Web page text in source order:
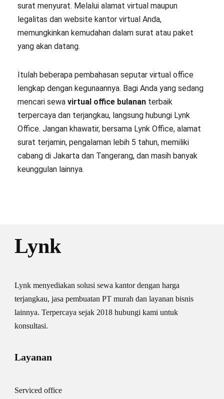
surat menyurat. Melalui alamat virtual maupun
legalitas dan website kantor virtual Anda,
memungkinkan kemudahan dalam surat atau paket
yang akan datang.
Itulah beberapa pembahasan seputar virtual office
lengkap dengan kegunaannya. Bagi Anda yang sedang
mencari sewa virtual office bulanan terbaik
terpercaya dan terjangkau, langsung hubungi Lynk
Office. Jangan khawatir, bersama Lynk Office, alamat
surat terjamin, pengalaman lebih 5 tahun, memiliki
cabang di Jakarta dan Tangerang, dan masih banyak
keunggulan lainnya.
Lynk
Lynk menyediakan solusi sewa kantor dengan harga
terjangkau, jasa pembuatan PT murah dan layanan bisnis
lainnya. Terpercaya sejak 2018 hubungi kami untuk
konsultasi.
Layanan
Serviced office